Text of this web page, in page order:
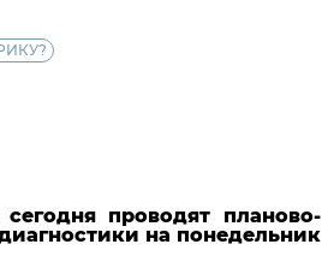
проводят планово-
на понедельник